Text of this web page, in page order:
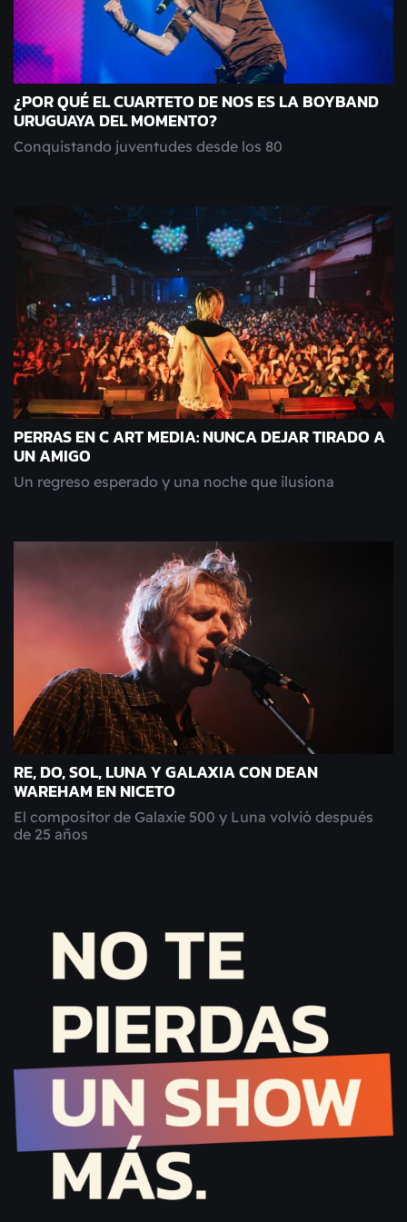
¿POR QUÉ EL CUARTETO DE NOS ES LA BOYBAND
URUGUAYA DEL MOMENTO?
Conquistando juventudes desde los 80
PERRAS EN C ART MEDIA: NUNCA DEJAR TIRADO A
UN AMIGO
Un regreso esperado y una noche que ilusiona
RE, DO, SOL, LUNA Y GALAXIA CON DEAN
WAREHAM EN NICETO
El compositor de Galaxie 500 y Luna volvió después
de 25 años